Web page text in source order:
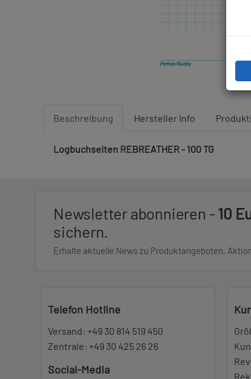
Beschreibung Hersteller Info
Logbuchseiten REBREATHER - 100 TG
Newsletter abonnieren -10
sichern.
Erhalte aktuelle News zu Produktangeboten,
Telefon Hotline
Versand: +49 30 814 519 450
Zentrale: +49 30 425 26 26
Social-Media